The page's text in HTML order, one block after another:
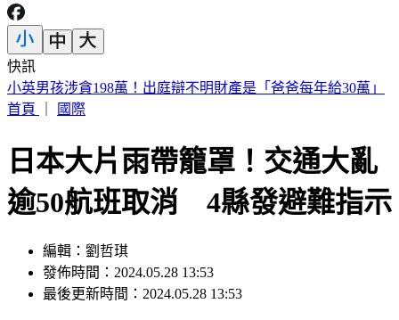
快訊
診所掛蔣萬安布條！名醫黃禎憲遭出征 網曝「八仙暖舉」聲
援
日本大片雨帶籠罩！交通大亂
逾50航班取消 4縣發避難指示
編輯：劉哲琪
發佈時間：2024.05.28 13:53